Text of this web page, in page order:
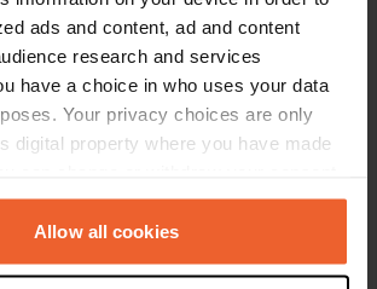
ads and content, ad and content
research and services
have a choice in who uses your data
Your privacy choices are only
digital property where you have made
Cookie Declaration or by clicking on
icon.
Allow all cookies
in dit gebied te vinden zijn. Voor
is er het Plassenschap, met
historische schepen. Ook kun je het
bezoeken, een verrassend groen
in de Loosdrechtse Plassen. Als je
voor Beeld en Geluid. Je ziet, op de
Plassen vervelen is geen